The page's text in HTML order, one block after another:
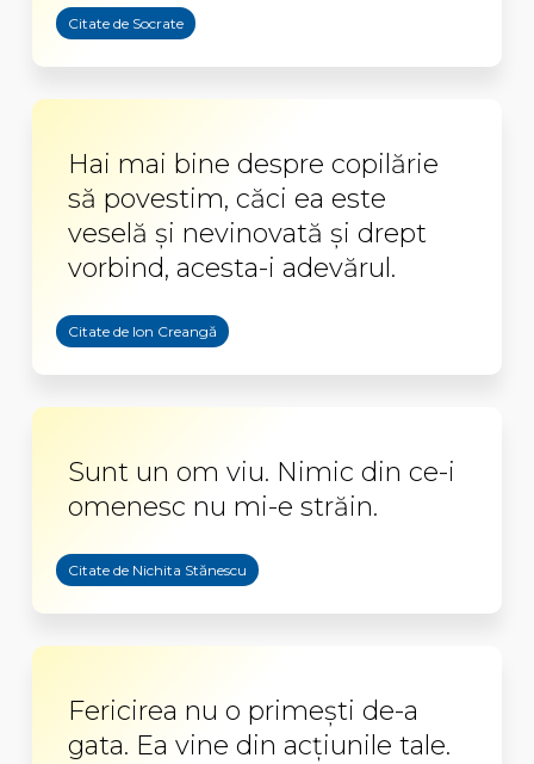
Citate de Socrate
Hai mai bine despre copilărie
să povestim, căci ea este
veselă şi nevinovată şi drept
vorbind, acesta-i adevărul.
Citate de Ion Creangă
Sunt un om viu. Nimic din ce-i
omenesc nu mi-e străin.
Citate de Nichita Stănescu
Fericirea nu o primești de-a
gata. Ea vine din acțiunile tale.